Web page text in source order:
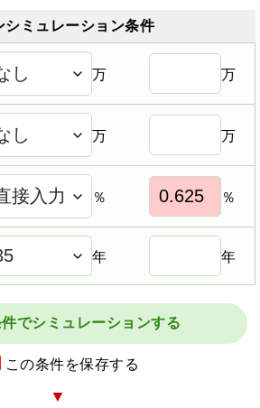
シミュレーション条件
万 万
万 万
％ ％
年 年
件でシミュレーションする
この条件を保存する
▼